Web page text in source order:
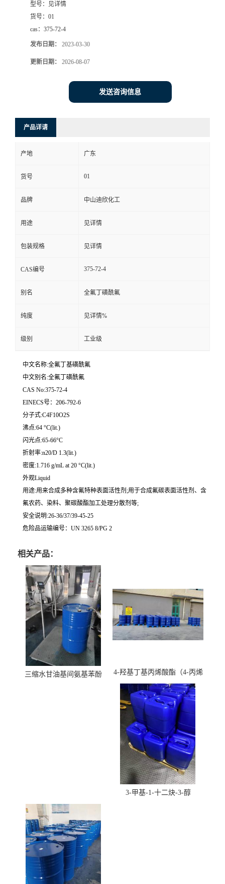
式
在
线
留
言
型号：
见详情
货号： 01
cas： 375-72-4
发布日期： 2023-03-30
更新日期： 2026-08-07
发送咨询信息
产品详请
产地 广东
货号 01
品牌 中山迪欣化工
用途 见详情
包装规格 见详情
CAS编号 375-72-4
别名 全氟丁磺酰氟
纯度 见详情%
级别 工业级
中文名称:全氟丁基磺酰氟
中文别名:全氟丁磺酰氟
CAS No:375-72-4
EINECS号：206-792-6
分子式:C4F10O2S
沸点:64 °C(lit.)
闪光点:65-66°C
折射率:n20/D 1.3(lit.)
密度:1.716 g/mL at 20 °C(lit.)
外观Liquid
用途:用来合成多种含氟特种表面活性剂;用于合成氟碳表面活性剂、含
氟农药、染料、聚碳酸酯加工处理分散剂等;
安全说明:26-36/37/39-45-25
危险品运输编号：UN 3265 8/PG 2
相关产品：
三缩水甘油基间氨基苯酚
4-羟基丁基丙烯酸酯（4-丙烯
酸羟丁酯）
3-甲基-1-十二炔-3-醇